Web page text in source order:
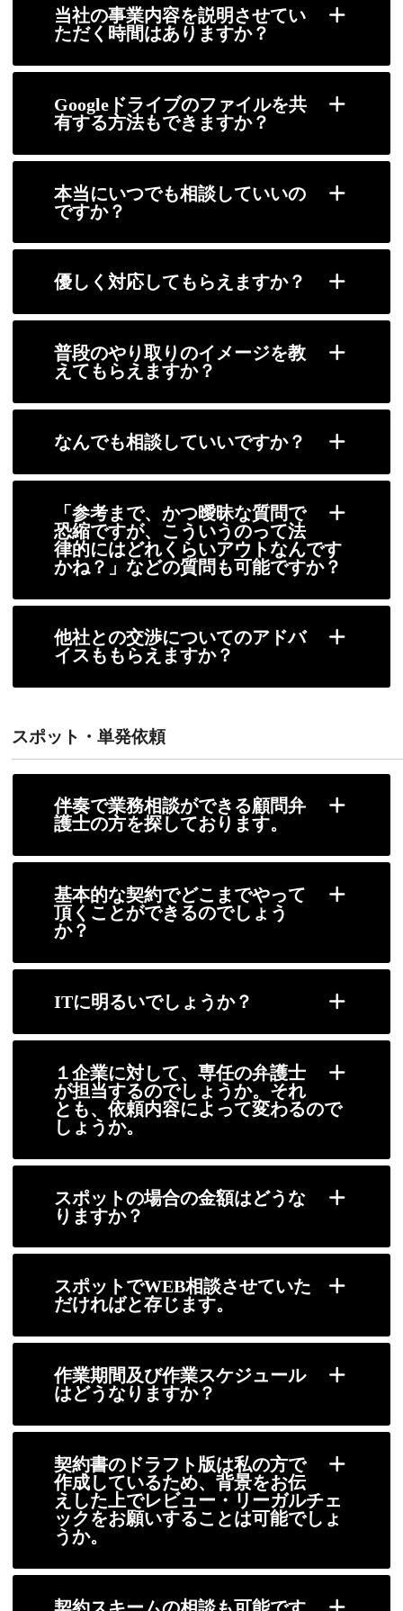
当社の事業内容を説明させてい
ただく時間はありますか？
Googleドライブのファイルを共
有する方法もできますか？
本当にいつでも相談していいの
ですか？
優しく対応してもらえますか？
普段のやり取りのイメージを教
えてもらえますか？
なんでも相談していいですか？
「参考まで、かつ曖昧な質問で
恐縮ですが、こういうのって法
律的にはどれくらいアウトなんです
かね？」などの質問も可能ですか？
他社との交渉についてのアドバ
イスももらえますか？
スポット・単発依頼
伴奏で業務相談ができる顧問弁
護士の方を探しております。
基本的な契約でどこまでやって
頂くことができるのでしょう
か？
ITに明るいでしょうか？
１企業に対して、専任の弁護士
が担当するのでしょうか。それ
とも、依頼内容によって変わるので
しょうか。
スポットの場合の金額はどうな
りますか？
スポットでWEB相談させていた
だければと存じます。
作業期間及び作業スケジュール
はどうなりますか？
契約書のドラフト版は私の方で
作成しているため、背景をお伝
えした上でレビュー・リーガルチェ
ックをお願いすることは可能でしょ
うか。